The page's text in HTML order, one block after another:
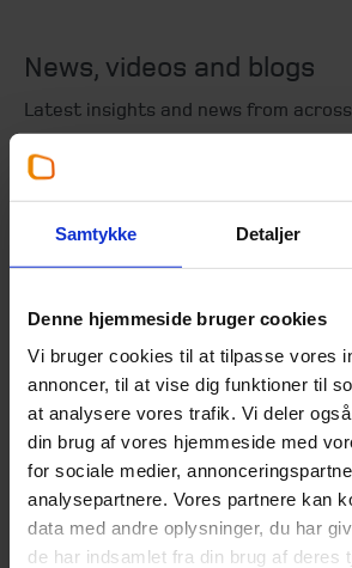
Samtykke Detaljer
Denne hjemmeside bruger cookies
Vi bruger cookies til at tilpasse vores
annoncer, til at vise dig funktioner til
at analysere vores trafik. Vi deler
din brug af vores hjemmeside med
for sociale medier,
analysepartnere. Vores partnere kan
data med andre oplysninger, du har
de har indsamlet fra din brug af deres
News, videos and blogs
Latest insights and news from
News
Prepare your
sale in today's M&A
18. October 2025
Many businesses include exit
shareholders can capitalise on
the company’s labours. While
significant benefits to this, the